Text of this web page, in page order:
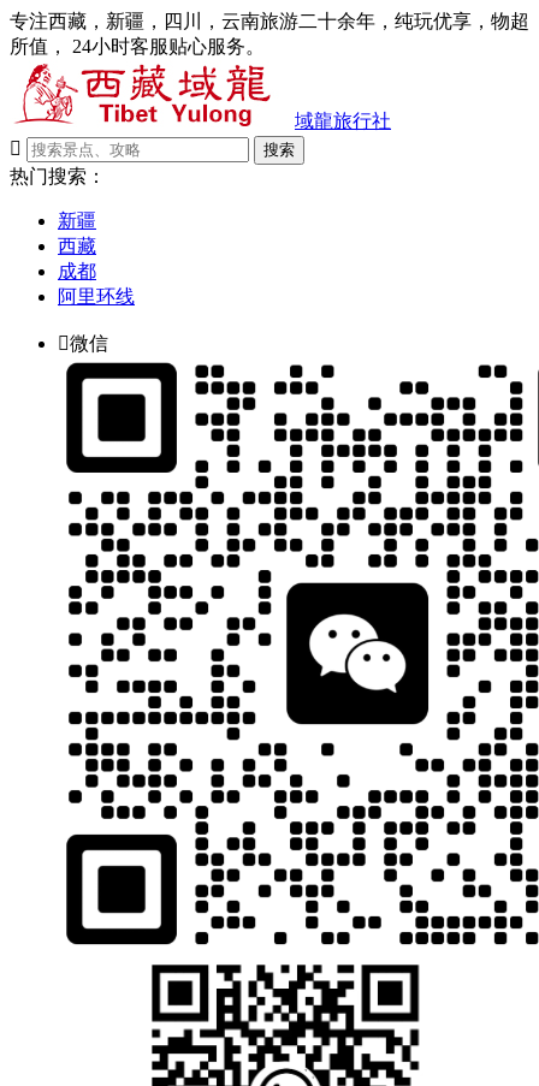
专注西藏，新疆，四川，云南旅游二十余年，纯玩优享，物超
所值， 24小时客服贴心服务。
域龍旅行社

搜索
热门搜索：
新疆
西藏
成都
阿里环线
微信